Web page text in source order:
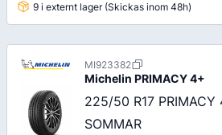
9 i externt lager (Skickas inom 48h)
MI923382
Michelin PRIMACY 4+
225/50 R17
SOMMAR